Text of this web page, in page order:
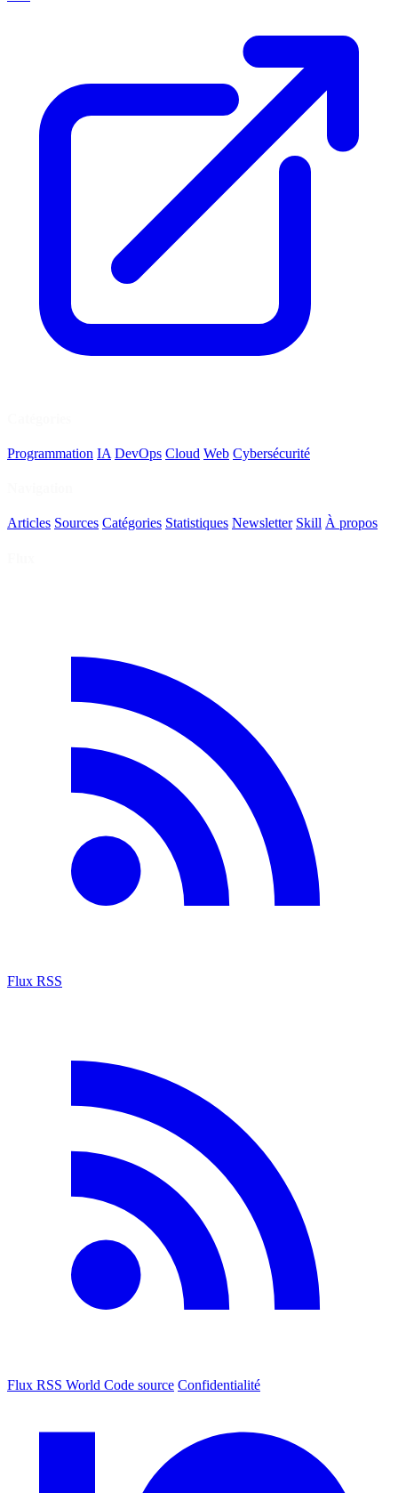
Programmation IA DevOps Cloud Web Cybersécurité
Articles Sources Catégories Statistiques Newsletter Skill À propos
Flux RSS
Flux RSS World Code source Confidentialité